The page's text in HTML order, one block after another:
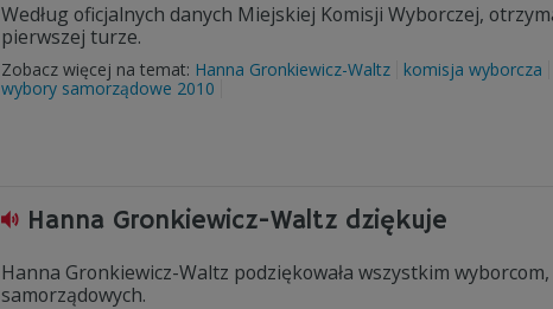
Według oficjalnych danych Miejskiej Komisji Wyborczej,
pierwszej turze.
Zobacz więcej na temat: Hanna Gronkiewicz-Waltz komisja wyborcza
wybory samorządowe 2010
Hanna Gronkiewicz-Waltz dziękuje
Hanna Gronkiewicz-Waltz podziękowała wszystkim
samorządowych.